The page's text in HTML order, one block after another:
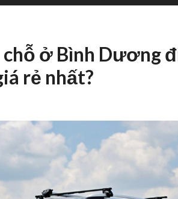
chỗ ở Bình Dương
rẻ nhất?